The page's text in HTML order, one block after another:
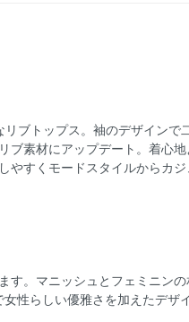
ブトップス。袖のデザインで
ブ素材にアップデート。着心
やすくモードスタイルからカジ
す。マニッシュとフェミニン
性らしい優雅さを加えたデザ